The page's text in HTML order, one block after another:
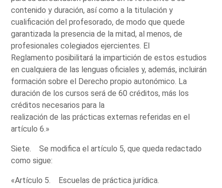
contenido y duración, así como a la titulación y
cualificación del profesorado, de modo que quede
garantizada la presencia de la mitad, al menos, de
profesionales colegiados ejercientes. El
Reglamento posibilitará la impartición de estos estudios
en cualquiera de las lenguas oficiales y, además, incluirán
formación sobre el Derecho propio autonómico. La
duración de los cursos será de 60 créditos, más los
créditos necesarios para la
realización de las prácticas externas referidas en el
artículo 6.»
Siete. Se modifica el artículo 5, que queda redactado
como sigue:
«Artículo 5. Escuelas de práctica jurídica.